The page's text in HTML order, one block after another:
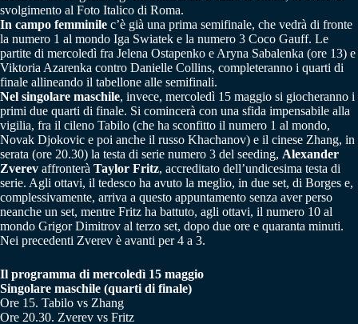
svolgimento al Foto Italico di Roma.
In campo femminile c’è già una prima semifinale, che vedrà di fronte
la numero 1 al mondo Iga Swiatek e la numero 3 Coco Gauff. Le
partite di mercoledì fra Jelena Ostapenko e Aryna Sabalenka (ore 13) e
Viktoria Azarenka contro Danielle Collins, completeranno i quarti di
finale allineando il tabellone alle semifinali.
Nel singolare maschile, invece, mercoledì 15 maggio si giocheranno i
primi due quarti di finale. Si comincerà con una sfida impensabile alla
vigilia, fra il cileno Tabilo (che ha sconfitto il numero 1 al mondo,
Novak Djokovic e poi anche il russo Khachanov) e il cinese Zhang, in
serata (ore 20.30) la testa di serie numero 3 del seeding, Alexander
Zverev affronterà Taylor Fritz, accreditato dell’undicesima testa di
serie. Agli ottavi, il tedesco ha avuto la meglio, in due set, di Borges e,
complessivamente, arriva a questo appuntamento senza aver perso
neanche un set, mentre Fritz ha battuto, agli ottavi, il numero 10 al
mondo Grigor Dimitrov al terzo set, dopo due ore e quaranta minuti.
Nei precedenti Zverev è avanti per 4 a 3.
Il programma di mercoledì 15 maggio
Singolare maschile (quarti di finale)
Ore 15. Tabilo vs Zhang
Ore 20.30. Zverev vs Fritz